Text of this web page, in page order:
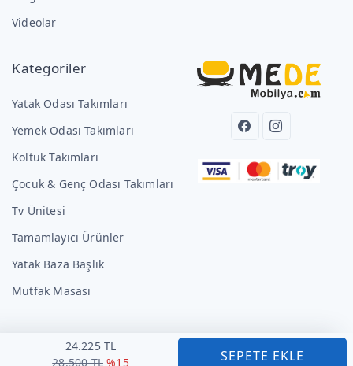
24.225 TL
28.500 TL %15 SEPETE EKLE
Videolar
Kategoriler
Yatak Odası Takımları
Yemek Odası Takımları
Koltuk Takımları
Çocuk & Genç Odası Takımları
Tv Ünitesi
Tamamlayıcı Ürünler
Yatak Baza Başlık
Mutfak Masası